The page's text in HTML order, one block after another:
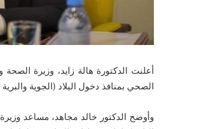
أعلنت الدكتورة هالة زايد، وزيرة
الصحي بمنافذ دخول البلاد (الجوية
وأوضح الدكتور خالد مجاهد، مساعد